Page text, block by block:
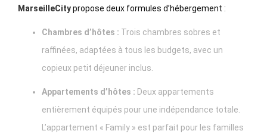
MarseilleCitypropose deux formules d’hébergement :
Chambres d’hôtes : Trois chambres sobres et
raffinées, adaptées à tous les budgets, avec un
copieux petit déjeuner inclus.
Appartements d’hôtes : Deux appartements
entièrement équipés pour une indépendance totale.
L’appartement « Family » est parfait pour les familles